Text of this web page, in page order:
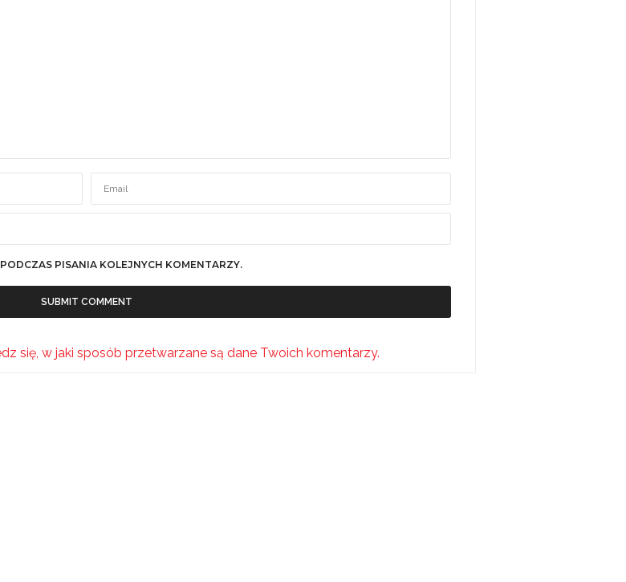
PISANIA KOLEJNYCH KOMENTARZY.
się, w jaki sposób przetwarzane są dane Twoich komentarzy.